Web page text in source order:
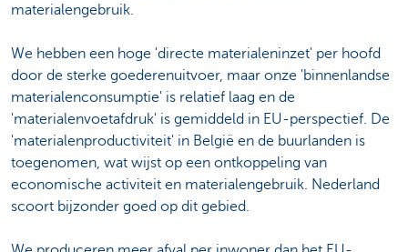
materialengebruik.
We hebben een hoge 'directe materialeninzet' per hoofd
door de sterke goederenuitvoer, maar onze 'binnenlandse
materialenconsumptie' is relatief laag en de
'materialenvoetafdruk' is gemiddeld in EU-perspectief. De
'materialenproductiviteit' in België en de buurlanden is
toegenomen, wat wijst op een ontkoppeling van
economische activiteit en materialengebruik. Nederland
scoort bijzonder goed op dit gebied.